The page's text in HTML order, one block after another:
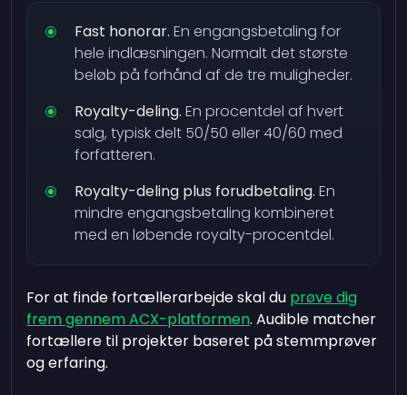
Fast honorar. En engangsbetaling for
hele indlæsningen. Normalt det største
beløb på forhånd af de tre muligheder.
Royalty-deling. En procentdel af hvert
salg, typisk delt 50/50 eller 40/60 med
forfatteren.
Royalty-deling plus forudbetaling. En
mindre engangsbetaling kombineret
med en løbende royalty-procentdel.
For at finde fortællerarbejde skal du prøve dig
frem gennem ACX-platformen. Audible matcher
fortællere til projekter baseret på stemmprøver
og erfaring.